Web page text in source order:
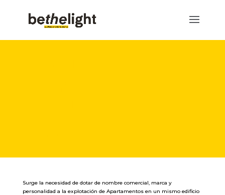
Surge la necesidad de dotar de nombre comercial, marca y
personalidad a la explotación de Apartamentos en un mismo edificio